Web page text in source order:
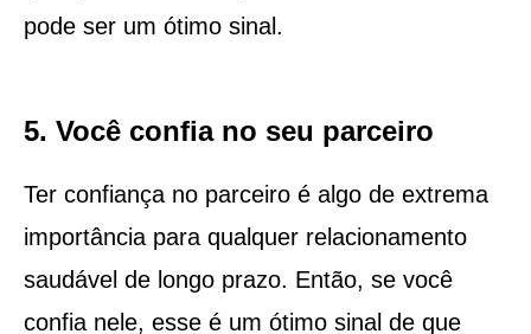
pode ser um ótimo sinal.
5. Você confia no seu parceiro
Ter confiança no parceiro é algo de extrema
importância para qualquer relacionamento
saudável de longo prazo. Então, se você
confia nele, esse é um ótimo sinal de que